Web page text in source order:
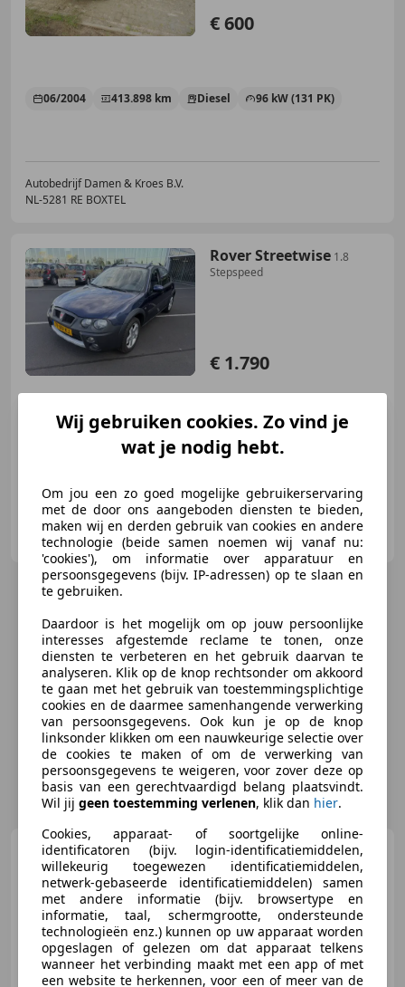
€ 600
06/2004 413.898 km Diesel 96 kW (131 PK)
Autobedrijf Damen & Kroes B.V.
NL-5281 RE BOXTEL
Rover Streetwise 1.8
Stepspeed
€ 1.790
03/2004 118.157 km Benzine 86 kW (117 PK)
Jet Cars B.V.
NL-3084 CB ROTTERDAM
Rover RoverTC-serie 2.2 TC
2200 Saloon project 1977
€ 2.200
Wij gebruiken cookies. Zo vind je
wat je nodig hebt.
Om jou een zo goed mogelijke gebruikerservaring
met de door ons aangeboden diensten te bieden,
maken wij en derden gebruik van cookies en andere
technologie (beide samen noemen wij vanaf nu:
'cookies'), om informatie over apparatuur en
persoonsgegevens (bijv. IP-adressen) op te slaan en
te gebruiken.
Daardoor is het mogelijk om op jouw persoonlijke
interesses afgestemde reclame te tonen, onze
diensten te verbeteren en het gebruik daarvan te
analyseren. Klik op de knop rechtsonder om akkoord
te gaan met het gebruik van toestemmingsplichtige
cookies en de daarmee samenhangende verwerking
van persoonsgegevens. Ook kun je op de knop
linksonder klikken om een nauwkeurige selectie over
de cookies te maken of om de verwerking van
persoonsgegevens te weigeren, voor zover deze op
basis van een gerechtvaardigd belang plaatsvindt.
Wil jij geen toestemming verlenen, klik dan hier.
Cookies, apparaat- of soortgelijke online-
identificatoren (bijv. login-identificatiemiddelen,
willekeurig toegewezen identificatiemiddelen,
netwerk-gebaseerde identificatiemiddelen) samen
met andere informatie (bijv. browsertype en
informatie, taal, schermgrootte, ondersteunde
technologieën enz.) kunnen op uw apparaat worden
opgeslagen of gelezen om dat apparaat telkens
wanneer het verbinding maakt met een app of met
een website te herkennen, voor een of meer van de